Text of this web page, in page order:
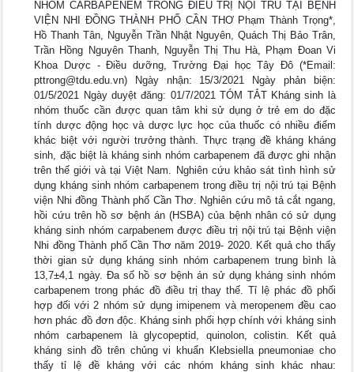
NHÓM CARBAPENEM TRONG ĐIỀU TRỊ NỘI TRÚ TẠI BỆNH
VIỆN NHI ĐỒNG THÀNH PHỐ CẦN THƠ Phạm Thành Trọng*,
Hồ Thanh Tân, Nguyễn Trần Nhật Nguyên, Quách Thị Bảo Trân,
Trần Hồng Nguyên Thanh, Nguyễn Thị Thu Hà, Phạm Đoan Vi
Khoa Dược - Điều dưỡng, Trường Đại học Tây Đô (*Email:
pttrong@tdu.edu.vn) Ngày nhận: 15/3/2021 Ngày phản biện:
01/5/2021 Ngày duyệt đăng: 01/7/2021 TÓM TẮT Kháng sinh là
nhóm thuốc cần được quan tâm khi sử dụng ở trẻ em do đặc
tính dược động học và dược lực học của thuốc có nhiều điểm
khác biệt với người trưởng thành. Thực trạng đề kháng kháng
sinh, đặc biệt là kháng sinh nhóm carbapenem đã được ghi nhận
trên thế giới và tại Việt Nam. Nghiên cứu khảo sát tình hình sử
dụng kháng sinh nhóm carbapenem trong điều trị nội trú tại Bệnh
viện Nhi đồng Thành phố Cần Thơ. Nghiên cứu mô tả cắt ngang,
hồi cứu trên hồ sơ bệnh án (HSBA) của bệnh nhân có sử dụng
kháng sinh nhóm carpabenem được điều trị nội trú tại Bệnh viện
Nhi đồng Thành phố Cần Thơ năm 2019- 2020. Kết quả cho thấy
thời gian sử dụng kháng sinh nhóm carbapenem trung bình là
13,7±4,1 ngày. Đa số hồ sơ bệnh án sử dụng kháng sinh nhóm
carbapenem trong phác đồ điều trị thay thế. Tỉ lệ phác đồ phối
hợp đối với 2 nhóm sử dụng imipenem và meropenem đều cao
hơn phác đồ đơn độc. Kháng sinh phối hợp chính với kháng sinh
nhóm carbapenem là glycopeptid, quinolon, colistin. Kết quả
kháng sinh đồ trên chủng vi khuẩn Klebsiella pneumoniae cho
thấy tỉ lệ đề kháng với các nhóm kháng sinh khác nhau: